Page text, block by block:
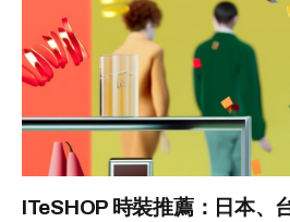
ITeSHOP 時裝推薦：日本、